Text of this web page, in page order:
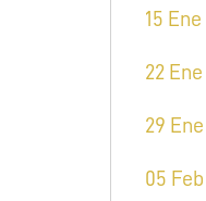
15
22
29
05